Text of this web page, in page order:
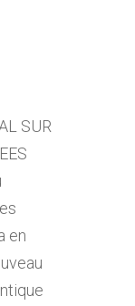
SUR
en